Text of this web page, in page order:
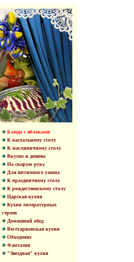
Блюда с яблоками
К пасхальному столу
К маслиничному столу
Вкусно и дешево
На скорую руку
Для интимного ужина
К праздничному столу
К рождественскому столу
Царская кухня
Кухня литературных
героев
Домашний обед
Вегетарианская кухня
Объедение
Фантазии
"Звездная" кухня